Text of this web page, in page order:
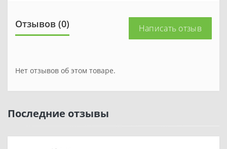
Отзывов (0) Написать отзыв
Нет отзывов об этом товаре.
Последние отзывы